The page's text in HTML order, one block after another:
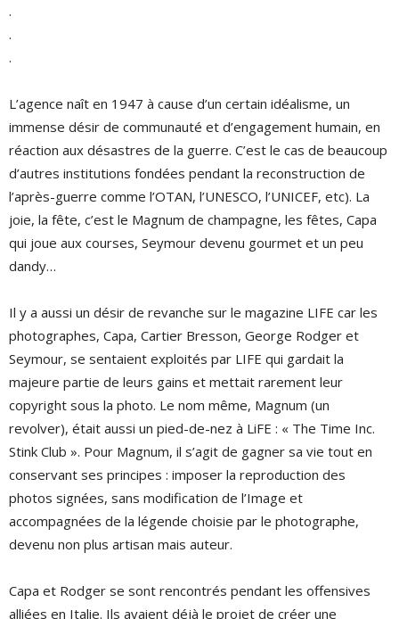
.
.
.
L’agence naît en 1947 à cause d’un certain idéalisme, un
immense désir de communauté et d’engagement humain, en
réaction aux désastres de la guerre. C’est le cas de beaucoup
d’autres institutions fondées pendant la reconstruction de
l’après-guerre comme l’OTAN, l’UNESCO, l’UNICEF, etc). La
joie, la fête, c’est le Magnum de champagne, les fêtes, Capa
qui joue aux courses, Seymour devenu gourmet et un peu
dandy…
Il y a aussi un désir de revanche sur le magazine LIFE car les
photographes, Capa, Cartier Bresson, George Rodger et
Seymour, se sentaient exploités par LIFE qui gardait la
majeure partie de leurs gains et mettait rarement leur
copyright sous la photo. Le nom même, Magnum (un
revolver), était aussi un pied-de-nez à LiFE : « The Time Inc.
Stink Club ». Pour Magnum, il s’agit de gagner sa vie tout en
conservant ses principes : imposer la reproduction des
photos signées, sans modification de l’Image et
accompagnées de la légende choisie par le photographe,
devenu non plus artisan mais auteur.
Capa et Rodger se sont rencontrés pendant les offensives
alliées en Italie. Ils avaient déjà le projet de créer une